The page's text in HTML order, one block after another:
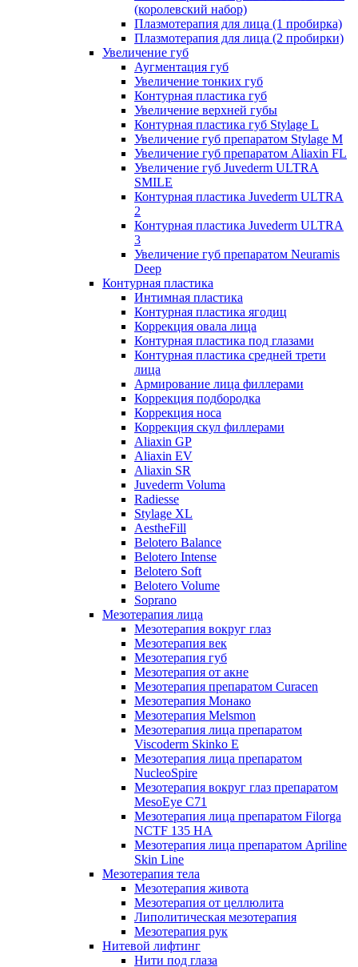
(королевский набор)
Плазмотерапия для лица (1 пробирка)
Плазмотерапия для лица (2 пробирки)
Увеличение губ
Аугментация губ
Увеличение тонких губ
Контурная пластика губ
Увеличение верхней губы
Контурная пластика губ Stylage L
Увеличение губ препаратом Stylage M
Увеличение губ препаратом Aliaxin FL
Увеличение губ Juvederm ULTRA
SMILE
Контурная пластика Juvederm ULTRA
2
Контурная пластика Juvederm ULTRA
3
Увеличение губ препаратом Neuramis
Deep
Контурная пластика
Интимная пластика
Контурная пластика ягодиц
Коррекция овала лица
Контурная пластика под глазами
Контурная пластика средней трети
лица
Армирование лица филлерами
Коррекция подбородка
Коррекция носа
Коррекция скул филлерами
Aliaxin GP
Aliaxin EV
Aliaxin SR
Juvederm Voluma
Radiesse
Stylage XL
AestheFill
Belotero Balance
Belotero Intense
Belotero Soft
Belotero Volume
Soprano
Мезотерапия лица
Мезотерапия вокруг глаз
Мезотерапия век
Мезотерапия губ
Мезотерапия от акне
Мезотерапия препаратом Curacen
Мезотерапия Монако
Мезотерапия Melsmon
Мезотерапия лица препаратом
Viscoderm Skinko E
Мезотерапия лица препаратом
NucleoSpire
Мезотерапия вокруг глаз препаратом
MesoEye С71
Мезотерапия лица препаратом Filorga
NCTF 135 HA
Мезотерапия лица препаратом Apriline
Skin Line
Мезотерапия тела
Мезотерапия живота
Мезотерапия от целлюлита
Липолитическая мезотерапия
Мезотерапия рук
Нитевой лифтинг
Нити под глаза